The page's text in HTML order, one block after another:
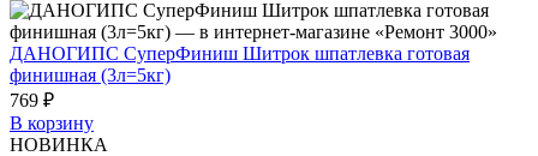
ДАНОГИПС СуперФиниш Шитрок шпатлевка готовая
финишная (3л=5кг)
769 ₽
В корзину
НОВИНКА